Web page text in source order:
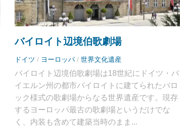
バイロイト辺境伯歌劇場
ドイツ / ヨーロッパ / 世界文化遺産
バイロイト辺境伯歌劇場は18世紀にドイツ・バ
イエルン州の都市バイロイトに建てられたバロ
ック様式の歌劇場からなる世界遺産です。現存
するヨーロッパ最古の歌劇場というだけでな
く、内装も含めて建築当時のまま...